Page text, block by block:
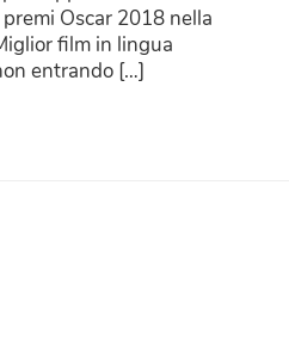
Oscar 2018 nella
film in lingua
entrando […]